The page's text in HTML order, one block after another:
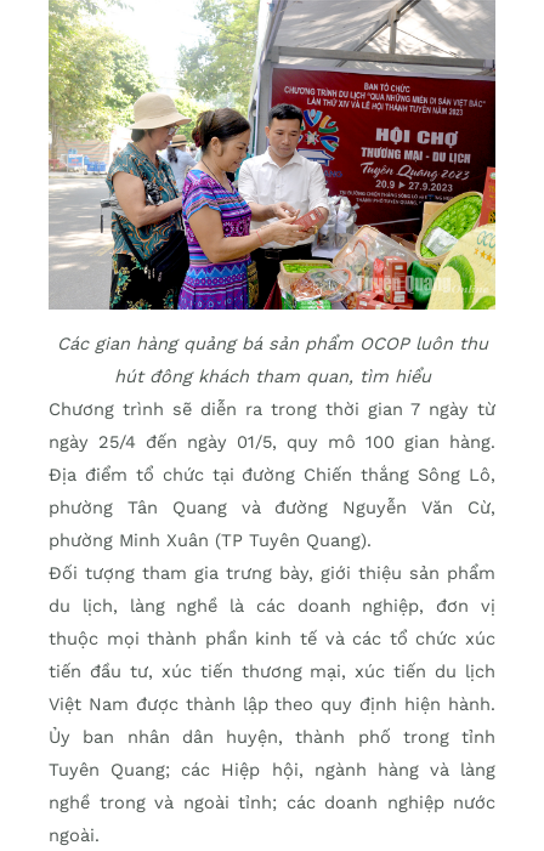
Các gian hàng quảng bá sản phẩm OCOP luôn thu
hút đông khách tham quan, tìm hiểu
Chương trình sẽ diễn ra trong thời gian 7 ngày từ
ngày 25/4 đến ngày 01/5, quy mô 100 gian hàng.
Địa điểm tổ chức tại đường Chiến thắng Sông Lô,
phường Tân Quang và đường Nguyễn Văn Cừ,
phường Minh Xuân (TP Tuyên Quang).
Đối tượng tham gia trưng bày, giới thiệu sản phẩm
du lịch, làng nghề là các doanh nghiệp, đơn vị
thuộc mọi thành phần kinh tế và các tổ chức xúc
tiến đầu tư, xúc tiến thương mại, xúc tiến du lịch
Việt Nam được thành lập theo quy định hiện hành.
Ủy ban nhân dân huyện, thành phố trong tỉnh
Tuyên Quang; các Hiệp hội, ngành hàng và làng
nghề trong và ngoài tỉnh; các doanh nghiệp nước
ngoài.